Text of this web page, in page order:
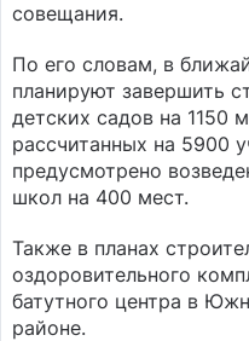
совещания.
По его словам, в
планируют завершить
детских садов на 1150
рассчитанных на 5900
предусмотрено
школ на 400 мест.
Также в планах
оздоровительного
батутного центра в
районе.